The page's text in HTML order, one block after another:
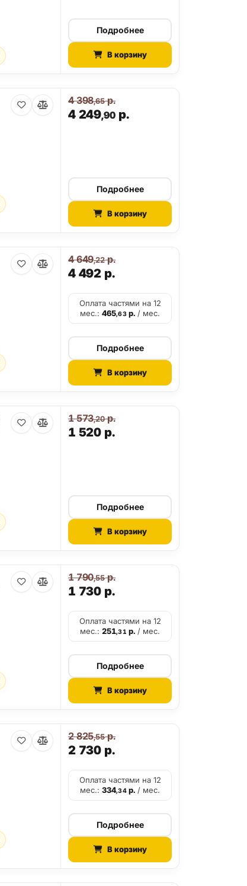
Подробнее
В корзину
4 249,90 р.
4 398,65р.
Подробнее
В корзину
4 492 р.
4 649,22р.
Оплата частями на 12
мес.:465,63р./ мес.
Подробнее
В корзину
1 520 р.
1 573,20р.
Подробнее
В корзину
1 730 р.
1 790,55р.
Оплата частями на 12
мес.:251,31 р./ мес.
Подробнее
В корзину
2 730 р.
2 825,55р.
Оплата частями на 12
мес.:334,34р./ мес.
Подробнее
В корзину